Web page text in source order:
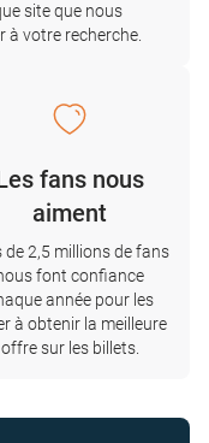
site que nous
votre recherche.
fans nous
aiment
de 2,5 millions de fans
font confiance
année pour les
à obtenir la meilleure
offre sur les billets.